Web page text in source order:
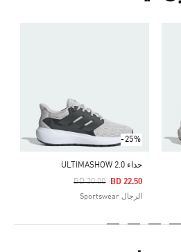
-25%
حذاء ULTIMASHOW 2.0
Price Reduced From
BD 30.00
To BD 22.50
الرجال Sportswear